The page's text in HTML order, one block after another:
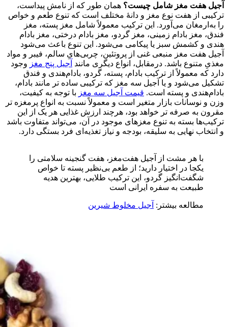
آجیل هفت مغز شامل چیست؟ همان‌ طور که از نامش پیداست،
ترکیبی از هفت نوع مغز و دانهٔ مختلف است که تنوع طعم و خواص
را به‌ارمغان می‌آورد. این ترکیب معمولاً شامل مغز پسته، مغز
فندق، مغز بادام‌ زمینی، مغز گردو، مغز بادام‌ درختی، مغز بادام‌
هندی و کشمش سبز یا پیکامی می‌شود. این تنوع باعث می‌شود
آجیل هفت‌ مغز منبعی غنی از پروتئین، چربی‌هایِ سالم، فیبر و مواد
مغذیِ متنوع باشد. درمقابل، انواع دیگری مانند آجیل پنج‌ مغز وجود
دارد که معمولاً از ترکیب بادام، پسته، گردو، بادام‌هندی و فندق
تشکیل می‌شود و یا آجیل سه‌ مغز که ترکیبی ساده‌ تر مانند بادام،
بادام‌هندی و پسته است. قیمت آجیل سه‌ مغز با توجه به کیفیت،
وزن و نوسانات بازار متغیر است و معمولاً نسبت به انواع پرمغزه‌ تر
مقرون‌ به‌ صرفه‌ تر خواهد بود، هرچند ارزش غذایی هر یک از این
ترکیب‌ها بسته به تنوع مغزهای موجود در آن، می‌تواند متفاوت باشد
و انتخاب نهایی به سلیقه، بودجه و نیاز تغذیه‌ای فرد بستگی دارد.
با هر مشت از آجیل هفت‌مغز، هفت گنجینه سلامتی را
یکجا در اختیار دارید؛ از طعم بی‌نظیر پسته تا خواص
شگفت‌انگیز گردو، این ترکیب طلایی، بهترین هدیه
طبیعت به سفره ایرانی است
مطالعه بیشتر: آجیل مخلوط شیرین